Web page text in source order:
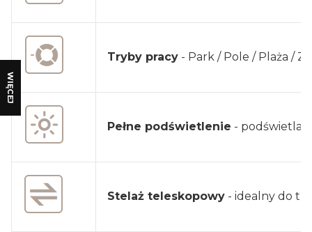
WIĘCEJ
Tryby pracy - Park / Pole / Plaża /
Pełne podświetlenie -
Stelaż teleskopowy - idealny do